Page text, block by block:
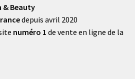
& Beauty
depuis avril 2020
numéro 1 de vente en ligne de la